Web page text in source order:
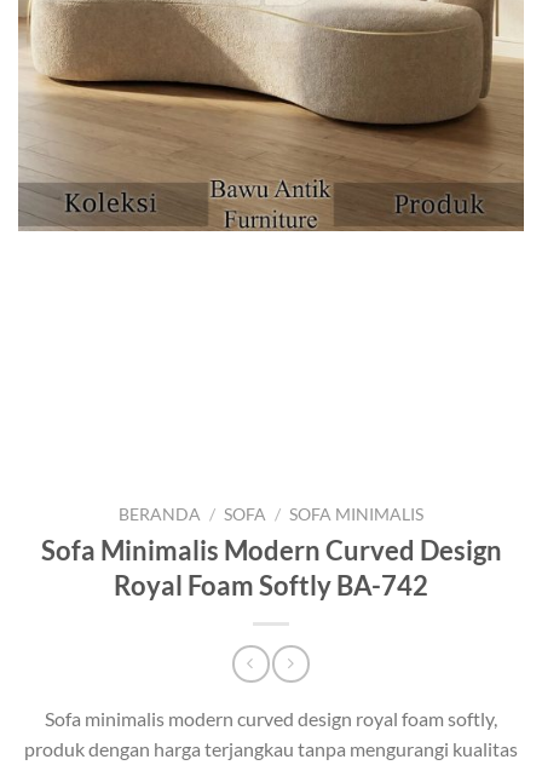
BERANDA / SOFA / SOFA MINIMALIS
Sofa Minimalis Modern Curved Design
Royal Foam Softly BA-742
Sofa minimalis modern curved design royal foam softly,
produk dengan harga terjangkau tanpa mengurangi kualitas